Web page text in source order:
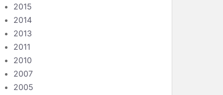
2015
2014
2013
2011
2010
2007
2005